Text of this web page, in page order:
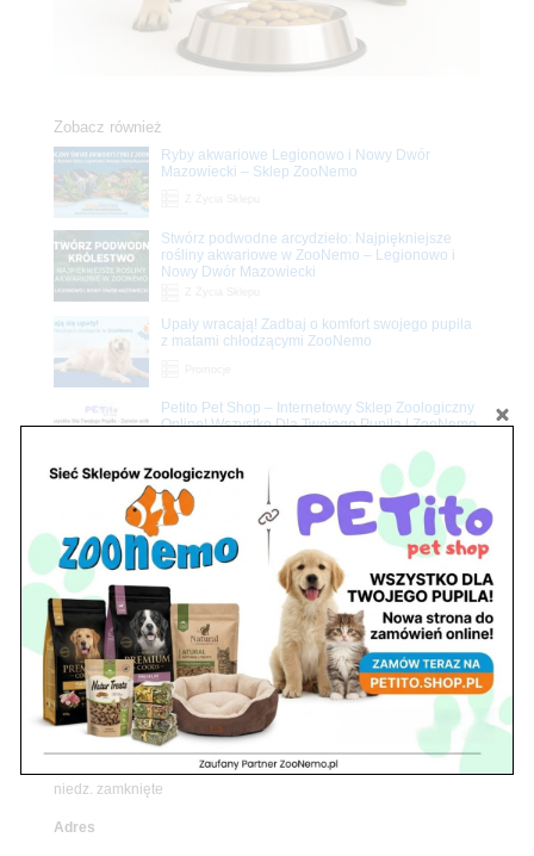
Zobacz również
Ryby akwariowe Legionowo i Nowy Dwór
Mazowiecki – Sklep ZooNemo
Stwórz podwodne arcydzieło: Najpiękniejsze
rośliny akwariowe w ZooNemo – Legionowo i
Nowy Dwór Mazowiecki
Upały wracają! Zadbaj o komfort swojego pupila
z matami chłodzącymi ZooNemo
Petito Pet Shop – Internetowy Sklep Zoologiczny
Online! Wszystko Dla Twojego Pupila | ZooNemo
Znajdź nas
Adres
05-120 Legionowo
ul. Piłsudskiego 31,
pawilon 134
tel./fax. 22 784 71 96
Godziny pracy
pon. – piąt. 10.00 – 19.00
niedz. zamknięte
Adres